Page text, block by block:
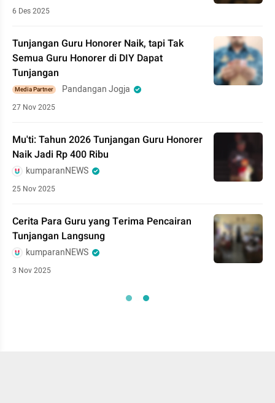
6 Des 2025
Tunjangan Guru Honorer Naik, tapi Tak
Semua Guru Honorer di DIY Dapat
Tunjangan
Media Partner Pandangan Jogja
27 Nov 2025
Mu'ti: Tahun 2026 Tunjangan Guru Honorer
Naik Jadi Rp 400 Ribu
kumparanNEWS
25 Nov 2025
Cerita Para Guru yang Terima Pencairan
Tunjangan Langsung
kumparanNEWS
3 Nov 2025